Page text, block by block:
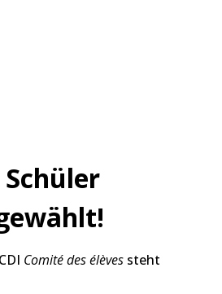
Comité des élèves steht